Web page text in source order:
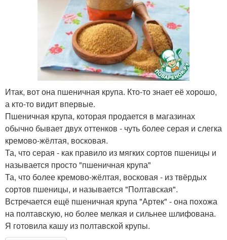
Итак, вот она пшеничная крупа. Кто-то знает её хорошо,
а кто-то видит впервые.
Пшеничная крупа, которая продается в магазинах
обычно бывает двух оттенков - чуть более серая и слегка
кремово-жёлтая, восковая.
Та, что серая - как правило из мягких сортов пшеницы и
называется просто "пшеничная крупа"
Та, что более кремово-жёлтая, восковая - из твёрдых
сортов пшеницы, и называется "Полтавская".
Встречается ещё пшеничная крупа "Артек" - она похожа
на полтавскую, но более мелкая и сильнее шлифована.
Я готовила кашу из полтавской крупы.